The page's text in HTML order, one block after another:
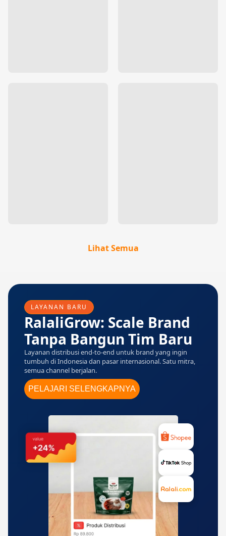
Lihat Semua
LAYANAN BARU
RalaliGrow: Scale Brand
Tanpa Bangun Tim Baru
Layanan distribusi end-to-end untuk brand yang ingin
tumbuh di Indonesia dan pasar internasional. Satu mitra,
semua channel berjalan.
PELAJARI SELENGKAPNYA